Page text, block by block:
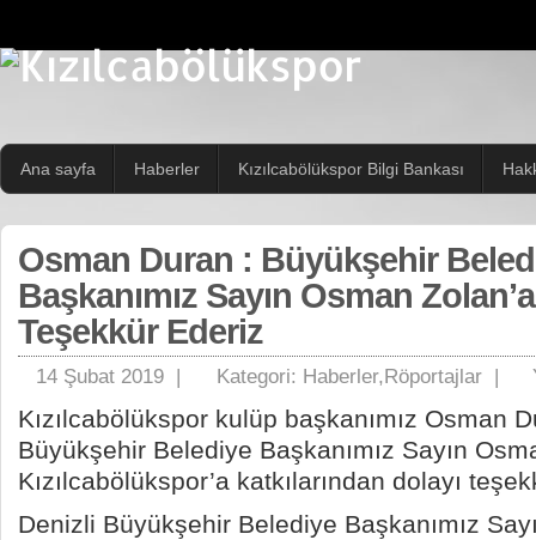
Ana sayfa Haberler Kızılcabölükspor Bilgi Bankası
Osman Duran : Büyükşehir
Başkanımız Sayın Osman
Teşekkür Ederiz
14 Şubat 2019 | Kategori: Haberler,Röportajlar |
Kızılcabölükspor kulüp başkanımız Osman
Büyükşehir Belediye Başkanımız Sayın
Kızılcabölükspor’a katkılarından dolayı
Denizli Büyükşehir Belediye Başkanımız